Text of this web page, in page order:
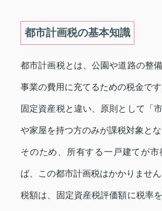
都市計画税の基本知識
都市計画税とは、公園や道路の整
事業の費用に充てるための税金です
固定資産税と違い、原則として「
や家屋を持つ方のみが課税対象とな
そのため、所有する一戸建てが
ば、この都市計画税はかかりません
税額は、固定資産税評価額に税率